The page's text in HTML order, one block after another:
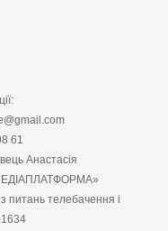
61
Анастасія
питань телебачення і